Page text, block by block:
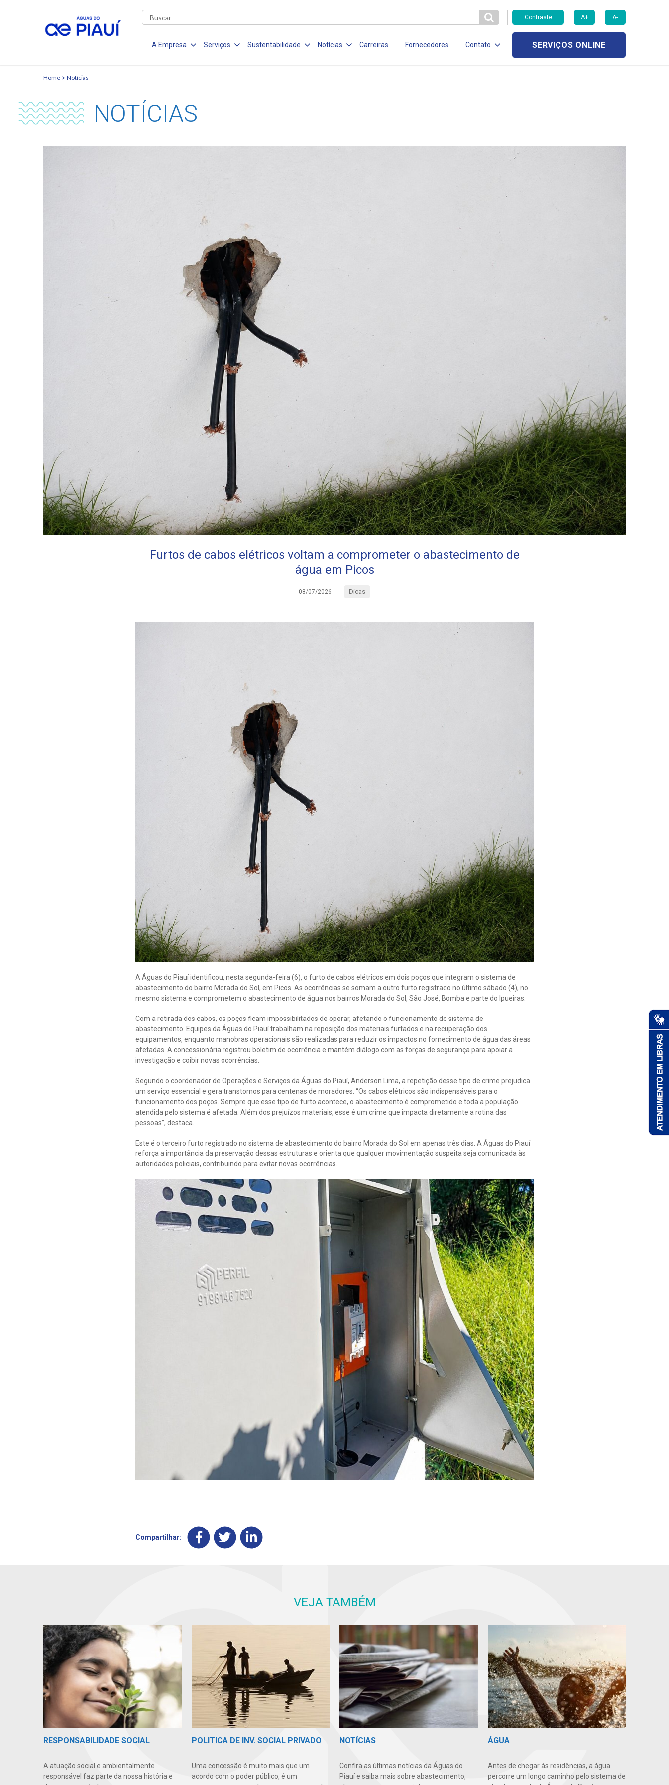
Contraste A+ A-
A Empresa Serviços Sustentabilidade Notícias Carreiras Fornecedores Contato SERVIÇOS ONLINE
Home Notícias
NOTÍCIAS
Furtos de cabos elétricos voltam a comprometer o abastecimento de
água em Picos
08/07/2026 Dicas
A Águas do Piauí identificou, nesta segunda-feira (6), o furto de cabos elétricos em dois poços que integram o sistema de
abastecimento do bairro Morada do Sol, em Picos. As ocorrências se somam a outro furto registrado no último sábado (4), no
mesmo sistema e comprometem o abastecimento de água nos bairros Morada do Sol, São José, Bomba e parte do Ipueiras.
Com a retirada dos cabos, os poços ficam impossibilitados de operar, afetando o funcionamento do sistema de
abastecimento. Equipes da Águas do Piauí trabalham na reposição dos materiais furtados e na recuperação dos
equipamentos, enquanto manobras operacionais são realizadas para reduzir os impactos no fornecimento de água das áreas
afetadas. A concessionária registrou boletim de ocorrência e mantém diálogo com as forças de segurança para apoiar a
investigação e coibir novas ocorrências.
Segundo o coordenador de Operações e Serviços da Águas do Piauí, Anderson Lima, a repetição desse tipo de crime prejudica
um serviço essencial e gera transtornos para centenas de moradores. “Os cabos elétricos são indispensáveis para o
funcionamento dos poços. Sempre que esse tipo de furto acontece, o abastecimento é comprometido e toda a população
atendida pelo sistema é afetada. Além dos prejuízos materiais, esse é um crime que impacta diretamente a rotina das
pessoas”, destaca.
Este é o terceiro furto registrado no sistema de abastecimento do bairro Morada do Sol em apenas três dias. A Águas do Piauí
reforça a importância da preservação dessas estruturas e orienta que qualquer movimentação suspeita seja comunicada às
autoridades policiais, contribuindo para evitar novas ocorrências.
Compartilhar:
VEJA TAMBÉM
RESPONSABILIDADE SOCIAL
A atuação social e ambientalmente
responsável faz parte da nossa história e
POLITICA DE INV. SOCIAL PRIVADO
Uma concessão é muito mais que um
acordo com o poder público, é um
NOTÍCIAS
Confira as últimas notícias da Águas do
Piauí e saiba mais sobre abastecimento,
ÁGUA
Antes de chegar às residências, a água
percorre um longo caminho pelo sistema de